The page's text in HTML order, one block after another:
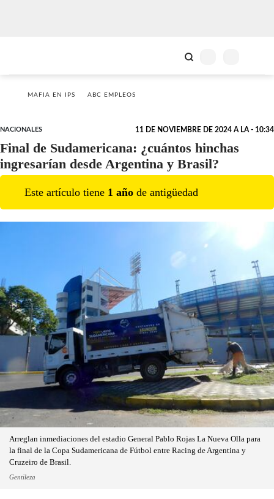
MAFIA EN IPS ABC EMPLEOS
NACIONALES 11 DE NOVIEMBRE DE 2024 A LA - 10:34
Final de Sudamericana: ¿cuántos hinchas
ingresarían desde Argentina y Brasil?
Este artículo tiene 1 año de antigüedad
Arreglan inmediaciones del estadio General Pablo Rojas La Nueva Olla para
la final de la Copa Sudamericana de Fútbol entre Racing de Argentina y
Cruzeiro de Brasil.
Gentileza